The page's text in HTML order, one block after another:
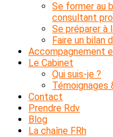
Se former au
consultant
Se préparer à
Faire un bilan
Accompagnement
Le Cabinet
Qui suis-je ?
Témoignages
Contact
Prendre Rdv
Blog
La chaîne FRh